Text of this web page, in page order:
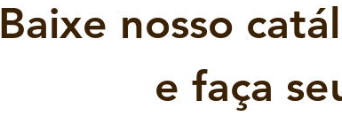
Baixe nosso
e faça